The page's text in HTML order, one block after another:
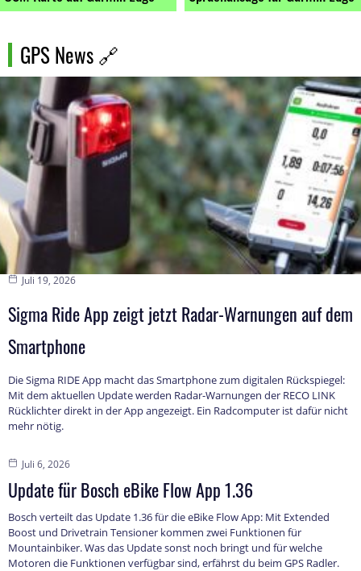
GPS News🔗
Juli 19, 2026
Sigma Ride App zeigt jetzt Radar-Warnungen auf dem
Smartphone
Die Sigma RIDE App macht das Smartphone zum digitalen Rückspiegel:
Mit dem aktuellen Update werden Radar-Warnungen der RECO LINK
Rücklichter direkt in der App angezeigt. Ein Radcomputer ist dafür nicht
mehr nötig.
Juli 6, 2026
Update für Bosch eBike Flow App 1.36
Bosch verteilt das Update 1.36 für die eBike Flow App: Mit Extended
Boost und Drivetrain Tensioner kommen zwei Funktionen für
Mountainbiker. Was das Update sonst noch bringt und für welche
Motoren die Funktionen verfügbar sind, erfährst du beim GPS Radler.